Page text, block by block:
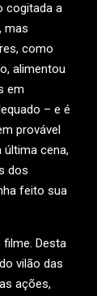
cogitada a
mas
como
alimentou
em
– e é
provável
última cena,
dos
feito sua
Desta
vilão das
ações,